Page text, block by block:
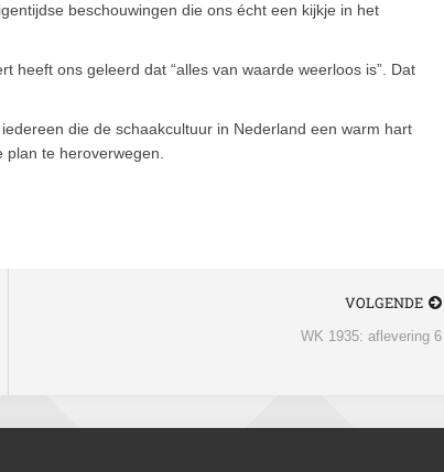
beschouwingen die ons écht een kijkje in het
heeft ons geleerd dat “alles van waarde weerloos is”. Dat
die de schaakcultuur in Nederland een warm hart
te heroverwegen.
VOLGENDE
WK 1935: aflevering 6